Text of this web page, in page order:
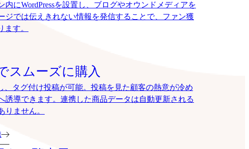
内にWordPressを設置し、ブログやオウンドメディアを
ジでは伝えきれない情報を発信することで、ファン獲
ます。
スムーズに購入
、タグ付け投稿が可能。投稿を見た顧客の熱意が冷め
誘導できます。連携した商品データは自動更新される
りません。